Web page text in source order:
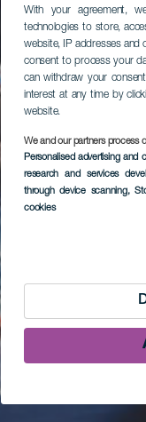
With your agreement,
technologies to store,
website, IP addresses and
consent to process your
can withdraw your
interest at any time by
website.
We and our partners process
Personalised advertising and
research and services
through device scanning,
cookies